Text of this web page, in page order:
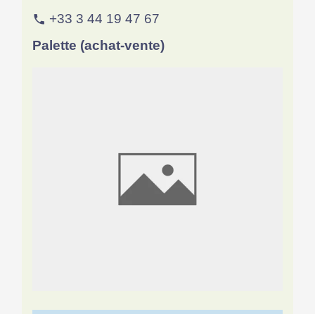
phone +33 3 44 19 47 67
Palette (achat-vente)